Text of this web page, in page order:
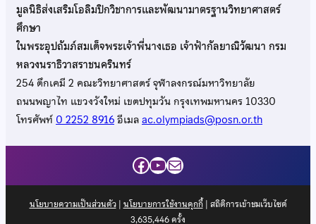
มูลนิธิส่งเสริมโอลิมปิกวิชาการและพัฒนามาตรฐานวิทยาศาสตร์
ศึกษา
ในพระอุปถัมภ์สมเด็จพระเจ้าพี่นางเธอ เจ้าฟ้ากัลยาณิวัฒนา กรม
หลวงนราธิวาสราชนครินทร์
254 ตึกเคมี 2 คณะวิทยาศาสตร์ จุฬาลงกรณ์มหาวิทยาลัย
ถนนพญาไท แขวงวังใหม่ เขตปทุมวัน กรุงเทพมหานคร 10330
โทรศัพท์0 2252 8916อีเมลac.olympiads@posn.or.th
Facebook
YouTube
Mail
นโยบายความเป็นส่วนตัว| นโยบายการใช้งานคุกกี้| สถิติการเข้าชมเว็บไซต์
3,635,446ครั้ง